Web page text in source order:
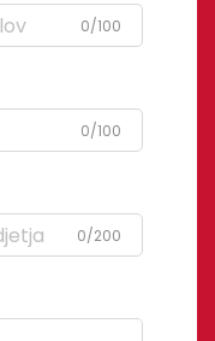
0/100
0/100
0/200